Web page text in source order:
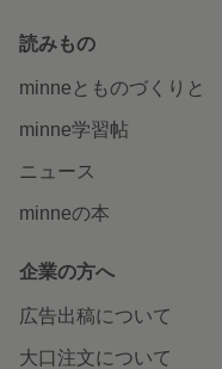
読みもの
minneとものづくりと
minne学習帖
ニュース
minneの本
企業の方へ
広告出稿について
大口注文について